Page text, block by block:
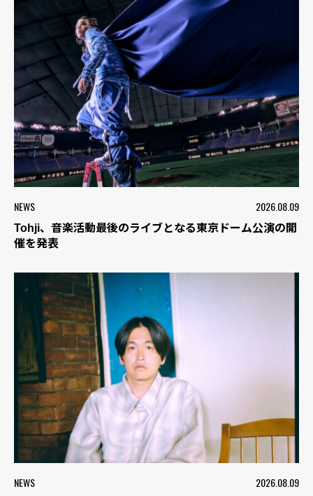
NEWS 2026.08.09
Tohji、音楽活動最後のライブとなる東京ドーム公演の開
催を発表
NEWS 2026.08.09